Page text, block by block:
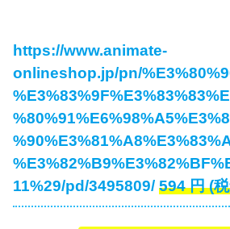
https://www.animate-
onlineshop.jp/pn/
11%29/pd/3495809/ 594 円 (